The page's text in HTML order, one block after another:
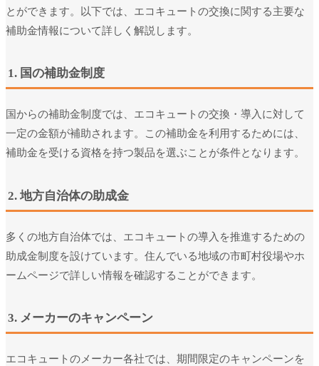
とができます。以下では、エコキュートの交換に関する主要な
補助金情報について詳しく解説します。
1. 国の補助金制度
国からの補助金制度では、エコキュートの交換・導入に対して
一定の金額が補助されます。この補助金を利用するためには、
補助金を受ける資格を持つ製品を選ぶことが条件となります。
2. 地方自治体の助成金
多くの地方自治体では、エコキュートの導入を推進するための
助成金制度を設けています。住んでいる地域の市町村役場やホ
ームページで詳しい情報を確認することができます。
3. メーカーのキャンペーン
エコキュートのメーカー各社では、期間限定のキャンペーンを